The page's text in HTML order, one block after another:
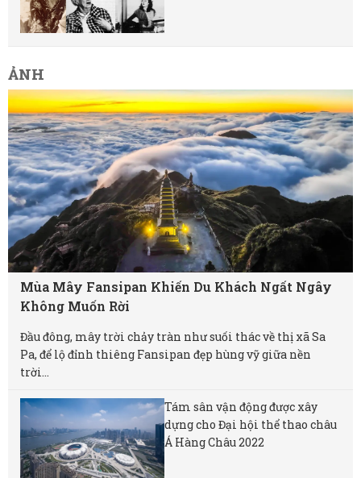
ẢNH
Mùa Mây Fansipan Khiến Du Khách Ngất Ngây
Không Muốn Rời
Đầu đông, mây trời chảy tràn như suối thác về thị xã Sa
Pa, để lộ đỉnh thiêng Fansipan đẹp hùng vỹ giữa nền
trời...
Tám sân vận động được xây
dựng cho Đại hội thể thao châu
Á Hàng Châu 2022